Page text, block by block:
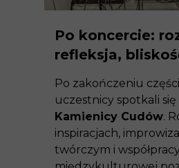
Po koncercie:
refleksja,
Po zakończeniu
uczestnicy spotkali
Kamienicy Cudów.
inspiracjach,
twórczym i